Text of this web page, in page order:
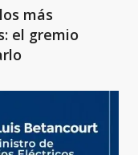
más
el gremio